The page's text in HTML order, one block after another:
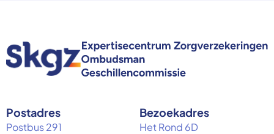
Postadres
Postbus 291
Bezoekadres
Het Rond 6D